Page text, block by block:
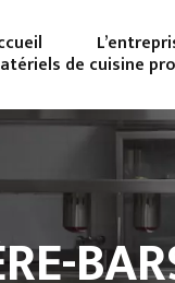
de cuisine